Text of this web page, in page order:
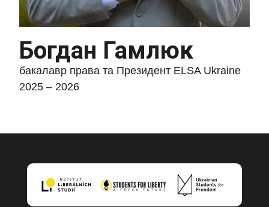
Богдан Гамлюк
бакалавр права та Президент ELSA Ukraine
2025 – 2026